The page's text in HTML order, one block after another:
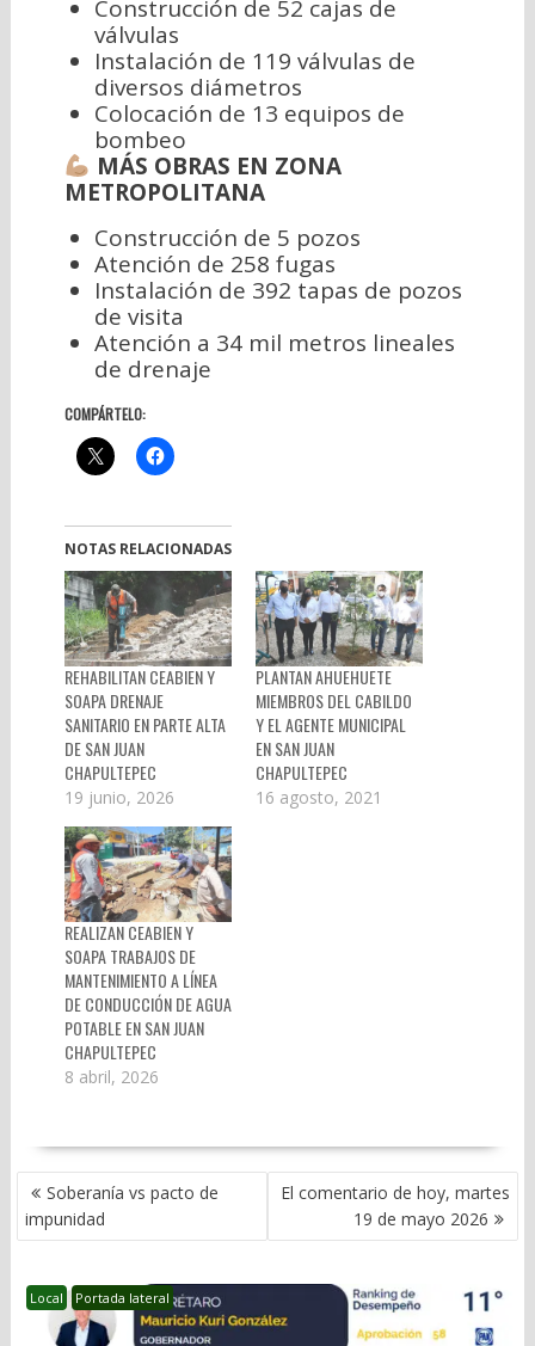
Construcción de 52 cajas de
válvulas
Instalación de 119 válvulas de
diversos diámetros
Colocación de 13 equipos de
bombeo
MÁS OBRAS EN ZONA
METROPOLITANA
Construcción de 5 pozos
Atención de 258 fugas
Instalación de 392 tapas de pozos
de visita
Atención a 34 mil metros lineales
de drenaje
COMPÁRTELO:
NOTAS RELACIONADAS
REHABILITAN CEABIEN Y
SOAPA DRENAJE
SANITARIO EN PARTE ALTA
DE SAN JUAN
CHAPULTEPEC
19 junio, 2026
PLANTAN AHUEHUETE
MIEMBROS DEL CABILDO
Y EL AGENTE MUNICIPAL
EN SAN JUAN
CHAPULTEPEC
16 agosto, 2021
REALIZAN CEABIEN Y
SOAPA TRABAJOS DE
MANTENIMIENTO A LÍNEA
DE CONDUCCIÓN DE AGUA
POTABLE EN SAN JUAN
CHAPULTEPEC
8 abril, 2026
NAVEGACIÓN
DE
ENTRADAS
Soberanía vs pacto de
impunidad
El comentario de hoy, martes
19 de mayo 2026
Local Portada lateral